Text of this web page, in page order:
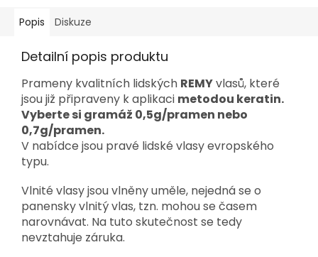
Popis Diskuze
Detailní popis produktu
Prameny kvalitních lidských REMYvlasů, které
jsou již připraveny k aplikaci metodou keratin.
Vyberte si gramáž 0,5g/pramen nebo
0,7g/pramen.
V nabídce jsou pravé lidské vlasy evropského
typu.
Vlnité vlasy jsou vlněny uměle, nejedná se o
panensky vlnitý vlas, tzn. mohou se časem
narovnávat. Na tuto skutečnost se tedy
nevztahuje záruka.